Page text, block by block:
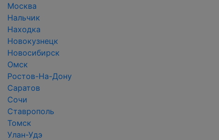
Москва
Нальчик
Находка
Новокузнецк
Новосибирск
Омск
Ростов-На-Дону
Саратов
Сочи
Ставрополь
Томск
Улан-Удэ